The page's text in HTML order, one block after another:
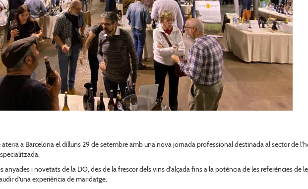
a Barcelona el dilluns 29 de setembre amb una nova jornada professional destinada al sector de
i novetats de la DO, des de la frescor dels vins d’alçada fins a la potència de les referències de
d’una experiència de maridatge.